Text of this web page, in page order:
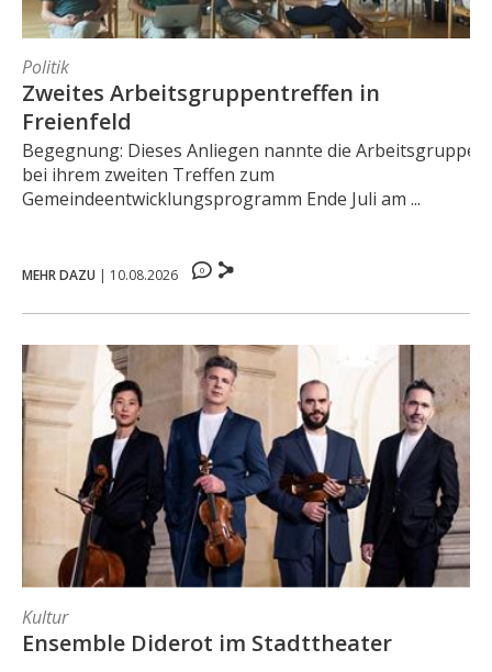
Politik
Zweites Arbeitsgruppentreffen in
Freienfeld
Begegnung: Dieses Anliegen nannte die Arbeitsgruppe
bei ihrem zweiten Treffen zum
Gemeindeentwicklungsprogramm Ende Juli am ...
MEHR DAZU | 10.08.2026 0
Kultur
Ensemble Diderot im Stadttheater